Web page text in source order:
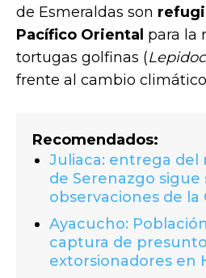
de Esmeraldas son
Pacífico Oriental para la
tortugas golfinas (
frente al cambio
Recomendados:
Juliaca: entrega del
de Serenazgo
observaciones de la
Ayacucho:
captura de
extorsionadores en